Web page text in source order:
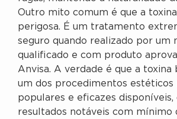
Outro mito comum é que a
perigosa. É um tratamento
seguro quando realizado por um
qualificado e com produto
Anvisa. A verdade é que a toxina
um dos procedimentos estéticos
populares e eficazes
resultados notáveis com mínimo